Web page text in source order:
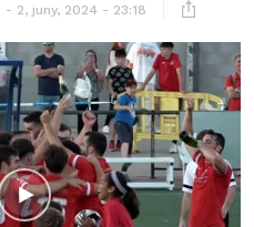
2, juny, 2024 - 23:18